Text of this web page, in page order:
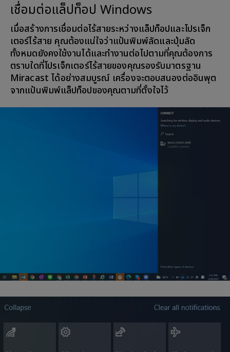
เชื่อมต่อแล็ปท็อป Windows
เมื่อสร้างการเชื่อมต่อไร้สายระหว่างแล็ปท็อปและโปรเจ็ก
เตอร์ไร้สาย คุณต้องแน่ใจว่าแป้นพิมพ์ลัดและปุ่มลัด
ทั้งหมดยังคงใช้งานได้และทำงานต่อไปตามที่คุณต้องการ
ตราบใดที่โปรเจ็กเตอร์ไร้สายของคุณรองรับมาตรฐาน
Miracast ได้อย่างสมบูรณ์ เครื่องจะตอบสนองต่ออินพุต
จากแป้นพิมพ์แล็ปท็อปของคุณตามที่ตั้งใจไว้